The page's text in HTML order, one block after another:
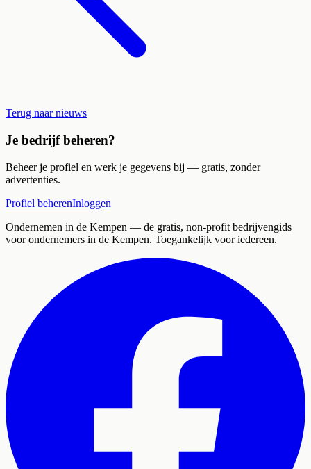
Terug naar nieuws
Je bedrijf beheren?
Beheer je profiel en werk je gegevens bij — gratis, zonder
advertenties.
Profiel beherenInloggen
Ondernemen in de Kempen — de gratis, non-profit bedrijvengids
voor ondernemers in de Kempen. Toegankelijk voor iedereen.